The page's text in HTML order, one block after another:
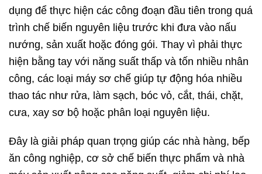
dụng để thực hiện các công đoạn đầu tiên trong quá
trình chế biến nguyên liệu trước khi đưa vào nấu
nướng, sản xuất hoặc đóng gói. Thay vì phải thực
hiện bằng tay với năng suất thấp và tốn nhiều nhân
công, các loại máy sơ chế giúp tự động hóa nhiều
thao tác như rửa, làm sạch, bóc vỏ, cắt, thái, chặt,
cưa, xay sơ bộ hoặc phân loại nguyên liệu.
Đây là giải pháp quan trọng giúp các nhà hàng, bếp
ăn công nghiệp, cơ sở chế biến thực phẩm và nhà